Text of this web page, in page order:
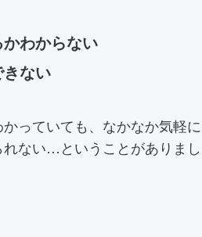
かわからない
きない
っていても、なかなか気軽
れない…ということがありまし